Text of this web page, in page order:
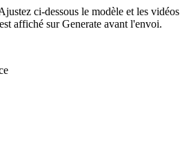
ci-dessous le modèle et les vidéos
affiché sur Generate avant l'envoi.